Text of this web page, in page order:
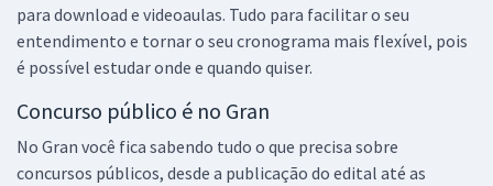
para download e videoaulas. Tudo para facilitar o seu
entendimento e tornar o seu cronograma mais flexível, pois
é possível estudar onde e quando quiser.
Concurso público é no Gran
No Gran você fica sabendo tudo o que precisa sobre
concursos públicos, desde a publicação do edital até as